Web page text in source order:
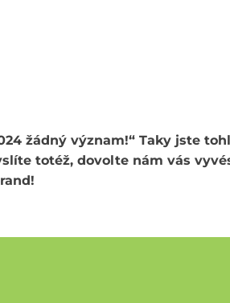
žádný význam!“ Taky jste
totéž, dovolte nám vás